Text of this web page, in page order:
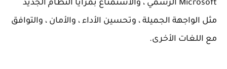
Microsoft الرسمي ، والاستمتاع بمزايا النظام الجديد
مثل الواجهة الجميلة ، وتحسين الأداء ، والأمان ، والتوافق
مع اللغات الأخرى.